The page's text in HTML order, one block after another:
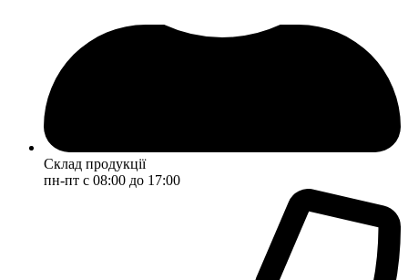
Склад продукції
пн-пт с 08:00 до 17:00